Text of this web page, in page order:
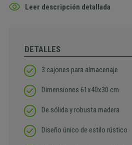
Leer descripción detallada
DETALLES
3 cajones para almacenaje
Dimensiones 61x40x30 cm
De sólida y robusta madera
Diseño único de estilo rústico